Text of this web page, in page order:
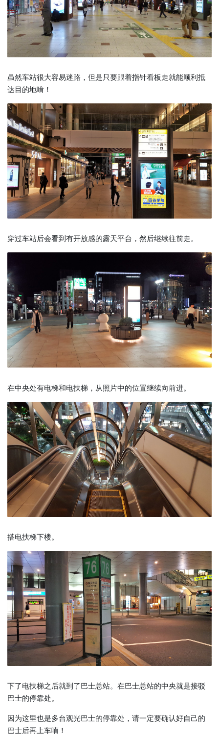
虽然车站很大容易迷路，但是只要跟着指针看板走就能顺利抵
达目的地唷！
穿过车站后会看到有开放感的露天平台，然后继续往前走。
在中央处有电梯和电扶梯，从照片中的位置继续向前进。
搭电扶梯下楼。
下了电扶梯之后就到了巴士总站。在巴士总站的中央就是接驳
巴士的停靠处。
因为这里也是多台观光巴士的停靠处，请一定要确认好自己的
巴士后再上车唷！